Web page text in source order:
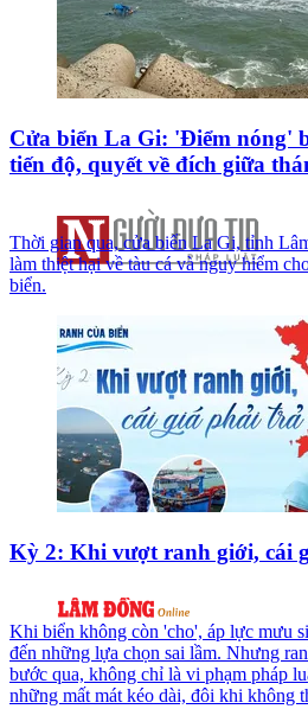
Cửa biển La Gi: 'Điểm nóng'
tiến độ, quyết về đích giữa
Thời gian qua, cửa biển La Gi, tỉnh
làm thiệt hại về tàu cá và nguy hiểm
biển.
Kỳ 2: Khi vượt ranh giới, cái
Khi biển không còn 'cho', áp lực mưu
đến những lựa chọn sai lầm. Nhưng
bước qua, không chỉ là vi phạm pháp
những mất mát kéo dài, đôi khi không